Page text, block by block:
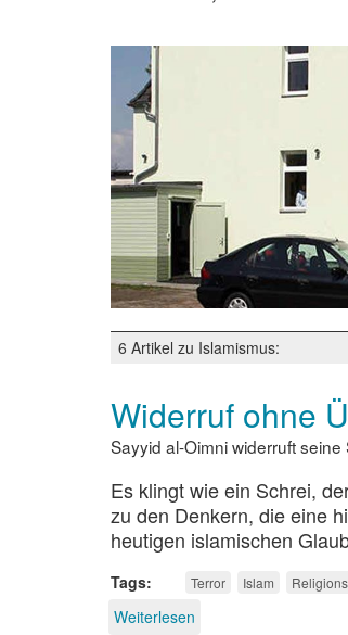
6 Artikel zu Islamismus:
Widerruf ohne
Sayyid al-Oimni widerruft
Es klingt wie ein Schrei,
zu den Denkern, die eine
heutigen islamischen
Tags Terror Islam
Weiterlesen